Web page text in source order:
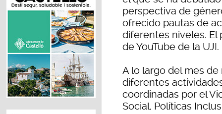
perspectiva de
ofrecido pautas de
diferentes niveles. El
de YouTube de la UJI.
A lo largo del mes de
diferentes
coordinadas por el
Social, Políticas